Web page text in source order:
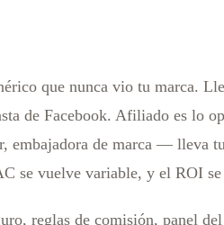
que nunca vio tu marca.
de Facebook. Afiliado es lo
de marca — lleva
se vuelve variable, y el ROI
reglas de comisión, panel